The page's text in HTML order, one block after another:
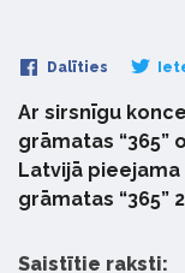
Dalīties
Ar sirsnīgu
grāmatas “365”
Latvijā
grāmatas “365”
Saistītie raksti: